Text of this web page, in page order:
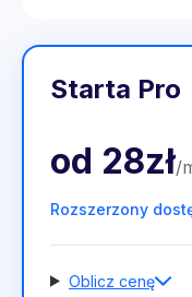
Starta Pro
od 28zł/
Rozszerzony
Oblicz cenę